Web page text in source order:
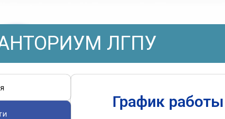
ЛГПУ
График